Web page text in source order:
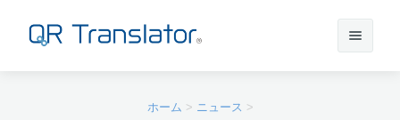
ホーム > ニュース >